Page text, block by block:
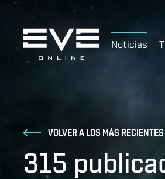
Noticias
VOLVER A LOS MÁS RECIENTES
315